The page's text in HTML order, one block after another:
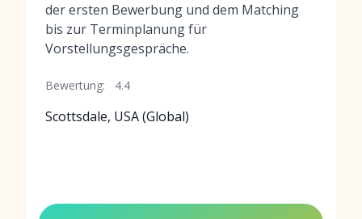
der ersten Bewerbung und dem Matching
bis zur Terminplanung für
Vorstellungsgespräche.
Bewertung: 4.4
Scottsdale, USA (Global)